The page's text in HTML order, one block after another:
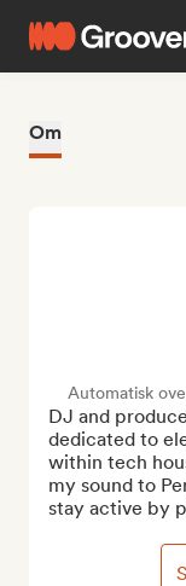
Om
Automatisk
DJ and
dedicated to
within tech
my sound to
stay active by